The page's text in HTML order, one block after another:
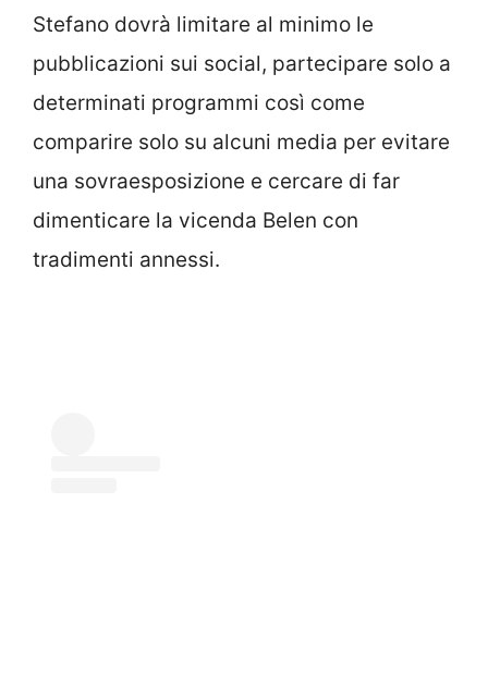
Stefano dovrà limitare al minimo le
pubblicazioni sui social, partecipare solo a
determinati programmi così come
comparire solo su alcuni media per evitare
una sovraesposizione e cercare di far
dimenticare la vicenda Belen con
tradimenti annessi.